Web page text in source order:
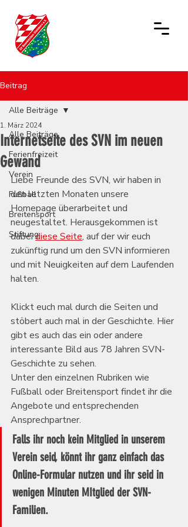
Beitrag
Alle Beiträge
Ferienfreizeit
Verein
Fußball
Breitensport
Stiftung
Alle Beiträge
Internetseite des SVN im neuen
Gewand
1. März 2024
Liebe Freunde des SVN, wir haben in
den letzten Monaten unsere
Homepage überarbeitet und
neugestaltet. Herausgekommen ist
dabei diese Seite, auf der wir euch
zukünftig rund um den SVN informieren
und mit Neuigkeiten auf dem Laufenden
halten.
Klickt euch mal durch die Seiten und
stöbert auch mal in der Geschichte. Hier
gibt es auch das ein oder andere
interessante Bild aus 78 Jahren SVN-
Geschichte zu sehen.
Unter den einzelnen Rubriken wie
Fußball oder Breitensport findet ihr die
Angebote und entsprechenden
Ansprechpartner.
Falls ihr noch kein Mitglied in unserem
Verein seid, könnt ihr ganz einfach das
Online-Formular nutzen und ihr seid in
wenigen Minuten MItglied der SVN-
Familien.